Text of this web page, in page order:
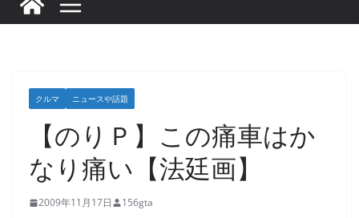
クルマ ニュースや話題
【のりＰ】この痛車はか
なり痛い【法廷画】
2009年11月17日 156gta